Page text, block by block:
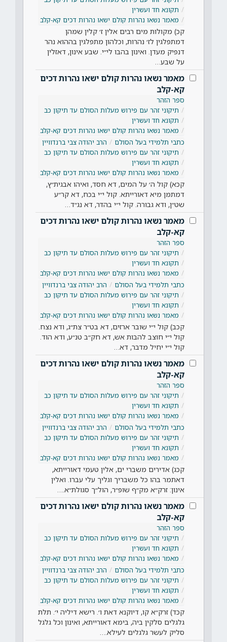
תקונא חד ועשרין
מאמר נשאו נהרות קולם ישאו נהרות דכים קא-קלב
קכ) מקולות מים רבים אלין ז׳ קלין שמהן
דמתפלגין לז׳ נהרות, וכלהון מתפלגין בההוא נהר
דנפיק מעדן. ואינון בהבו לי״י. שבע אינון, דאזלין
על שבע…
מאמר נשאו נהרות קולם ישאו נהרות דכים
קא-קלב
ספר הזהר
תיקוני זהר עם פירוש מעלות הסולם עד תיקון כב
תקונא חד ועשרין
מאמר נשאו נהרות קולם ישאו נהרות דכים קא-קלב
כתבי תלמידי בעל הסולם
הרב יהודה צבי ברנדוויין
תיקוני זהר עם פירוש מעלות הסולם עד תיקון כב
תקונא חד ועשרין
מאמר נשאו נהרות קולם ישאו נהרות דכים קא-קלב
קכא) קול ה׳ על המים, דא חסד, ואיהו אבגית״ץ,
דמתמן מיא דאורייתא. קול י״י בכח, דא קר״ע
שט״ן, ודא גבורה. קול י״י בהדר, דא נג״ד…
מאמר נשאו נהרות קולם ישאו נהרות דכים
קא-קלב
ספר הזהר
תיקוני זהר עם פירוש מעלות הסולם עד תיקון כב
תקונא חד ועשרין
מאמר נשאו נהרות קולם ישאו נהרות דכים קא-קלב
כתבי תלמידי בעל הסולם
הרב יהודה צבי ברנדוויין
תיקוני זהר עם פירוש מעלות הסולם עד תיקון כב
תקונא חד ועשרין
מאמר נשאו נהרות קולם ישאו נהרות דכים קא-קלב
קכב) קול י״י שובר ארזים, דא בט״ר צת״ג, ודא נצח.
קול י״י חוצב להבות אש, דא חק״ב טנ״ע, ודא הוד.
קול י״י יחיל מדבר, דא…
מאמר נשאו נהרות קולם ישאו נהרות דכים
קא-קלב
ספר הזהר
תיקוני זהר עם פירוש מעלות הסולם עד תיקון כב
תקונא חד ועשרין
מאמר נשאו נהרות קולם ישאו נהרות דכים קא-קלב
כתבי תלמידי בעל הסולם
הרב יהודה צבי ברנדוויין
תיקוני זהר עם פירוש מעלות הסולם עד תיקון כב
תקונא חד ועשרין
מאמר נשאו נהרות קולם ישאו נהרות דכים קא-קלב
קכג) אדירים משברי ים, אלין טעמי דאורייתא,
דאתמר בהו כל משבריך וגליך עלי עברו. ואלין
אינון: זרק״א מק״ף שופ״ר, הול״ך סגולת״א.…
מאמר נשאו נהרות קולם ישאו נהרות דכים
קא-קלב
ספר הזהר
תיקוני זהר עם פירוש מעלות הסולם עד תיקון כב
תקונא חד ועשרין
מאמר נשאו נהרות קולם ישאו נהרות דכים קא-קלב
כתבי תלמידי בעל הסולם
הרב יהודה צבי ברנדוויין
תיקוני זהר עם פירוש מעלות הסולם עד תיקון כב
תקונא חד ועשרין
מאמר נשאו נהרות קולם ישאו נהרות דכים קא-קלב
קכד) זרק״א קו, דיוקנא דאת ו׳. רישא דיליה י׳. תלת
גלגלים סלקין ביה, בימא דאורייתא, ואינון וכל גלגל
סליק לעשר גלגלים לעילא.…